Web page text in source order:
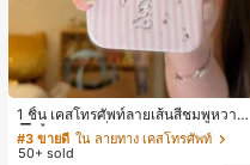
1 ชิ้น เคสโทรศัพท์ลายเส้นสีชมพูหวาน
พิมพ์ตัวอักษรเลื่อม กันกระแทก กลิตเตอ
ร์ สำหรับ IPhone 17 Pro Max, 17 Pro,
#3 ขายดี ใน ลายทาง เคสโทรศัพท์
ลูกค้ากลับมาซื้อซ้ำ!
#3 ขายดี ใน ลายทาง เคสโทรศัพท์
ลูกค้ากลับมาซื้อซ้ำ!
#3 ขายดี ใน ลายทาง เคสโทรศัพท์
ลูกค้ากลับมาซื้อซ้ำ!
50+ sold